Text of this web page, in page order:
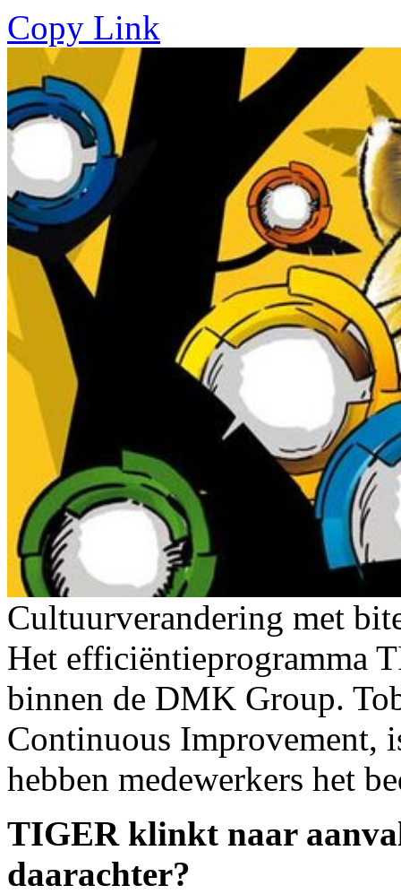
Copy Link
Cultuurverandering met
Het efficiëntieprogramma
binnen de DMK Group.
Continuous Improvement,
hebben medewerkers het
TIGER klinkt naar
daarachter?